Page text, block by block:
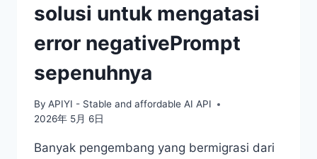
solusi untuk mengatasi
error negativePrompt
sepenuhnya
By APIYI - Stable and affordable AI API
2026年 5月 6日
Banyak pengembang yang bermigrasi dari